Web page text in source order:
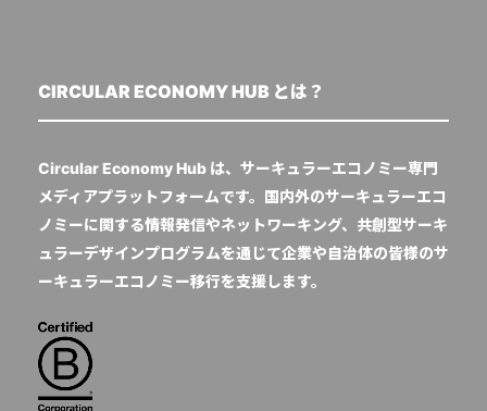
CIRCULAR ECONOMY HUB とは？
Circular Economy Hub は、サーキュラーエコノミー専門
メディアプラットフォームです。国内外のサーキュラーエコ
ノミーに関する情報発信やネットワーキング、共創型サーキ
ュラーデザインプログラムを通じて企業や自治体の皆様のサ
ーキュラーエコノミー移行を支援します。